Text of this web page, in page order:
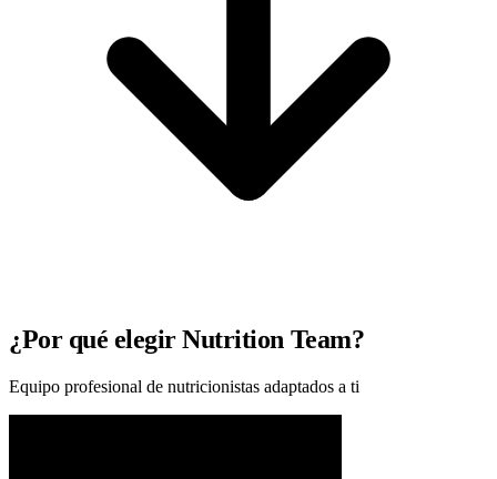
¿Por qué elegir Nutrition Team?
Equipo profesional de nutricionistas adaptados a ti